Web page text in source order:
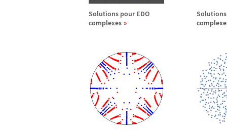
Solutions pour EDO
complexes